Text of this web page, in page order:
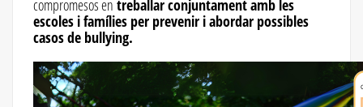
compromesos en treballar conjuntament amb les
escoles i famílies per prevenir i abordar possibles
casos de bullying.